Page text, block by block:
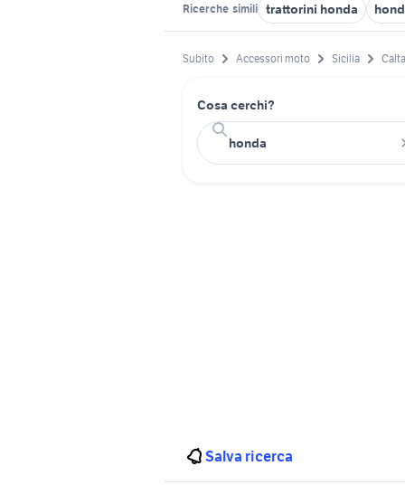
Ricerche simili trattorini honda
Subito Accessori moto Sicilia
Cosa cerchi?
Salva ricerca